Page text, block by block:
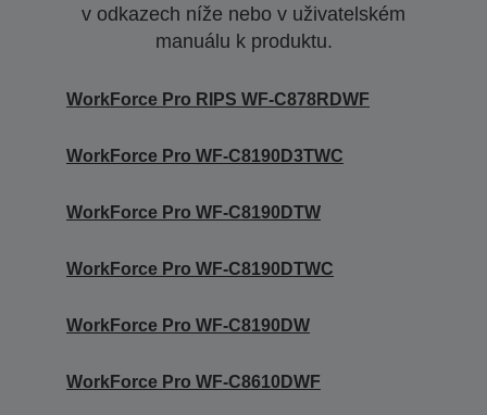
v odkazech níže nebo v uživatelském
manuálu k produktu.
WorkForce Pro RIPS WF-C878RDWF
WorkForce Pro WF-C8190D3TWC
WorkForce Pro WF-C8190DTW
WorkForce Pro WF-C8190DTWC
WorkForce Pro WF-C8190DW
WorkForce Pro WF-C8610DWF